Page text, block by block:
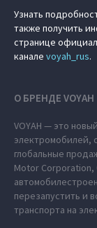
Узнать
также получить
странице
канале voyah_rus.
О БРЕНДЕ VOYAH
VOYAH — это
электромобилей,
глобальные
Motor Corporation,
перезапустить и
транспорта на